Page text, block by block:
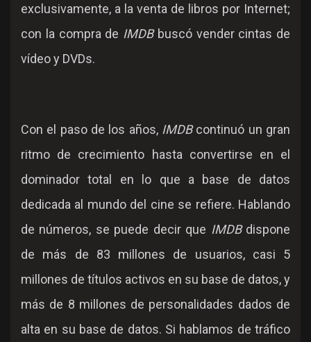
exclusivamente, a la venta de libros por Internet;
con la compra de IMDBbuscó vender cintas de
vídeo y DVDs.
Con el paso de los años, IMDBcontinuó un gran
ritmo de crecimiento hasta convertirse en el
dominador total en lo que a base de datos
dedicada al mundo del cine se refiere. Hablando
de números, se puede decir que IMDBdispone
de más de 83 millones de usuarios, casi 5
millones de títulos activos en su base de datos, y
más de 8 millones de personalidades dados de
alta en su base de datos. Si hablamos de tráfico